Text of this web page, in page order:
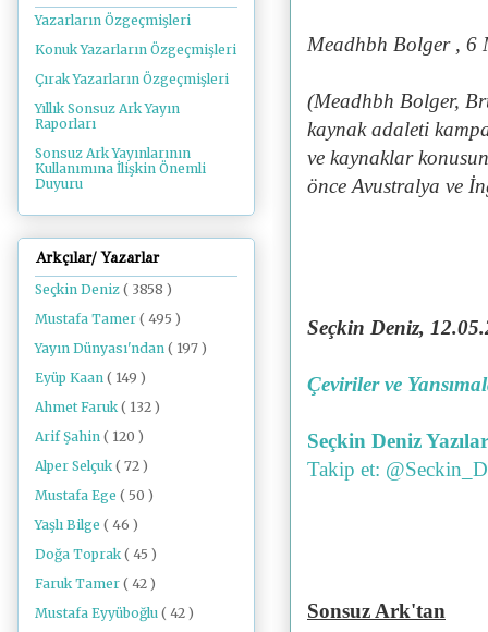
Meadhbh Bolger , 6
(Meadhbh Bolger,
kaynak adaleti
ve kaynaklar
önce Avustralya ve
Seçkin Deniz, 12
Çeviriler ve
Seçkin Deniz
Takip et:
Sonsuz Ark'tan
Yazarların Özgeçmişleri
Konuk Yazarların Özgeçmişleri
Çırak Yazarların Özgeçmişleri
Yıllık Sonsuz Ark Yayın
Raporları
Sonsuz Ark Yayınlarının
Kullanımına İlişkin Önemli
Duyuru
Arkçılar/ Yazarlar
Seçkin Deniz ( 3858 )
Mustafa Tamer ( 495 )
Yayın Dünyası'ndan ( 197 )
Eyüp Kaan ( 149 )
Ahmet Faruk ( 132 )
Arif Şahin ( 120 )
Alper Selçuk ( 72 )
Mustafa Ege ( 50 )
Yaşlı Bilge ( 46 )
Doğa Toprak ( 45 )
Faruk Tamer ( 42 )
Mustafa Eyyüboğlu ( 42 )